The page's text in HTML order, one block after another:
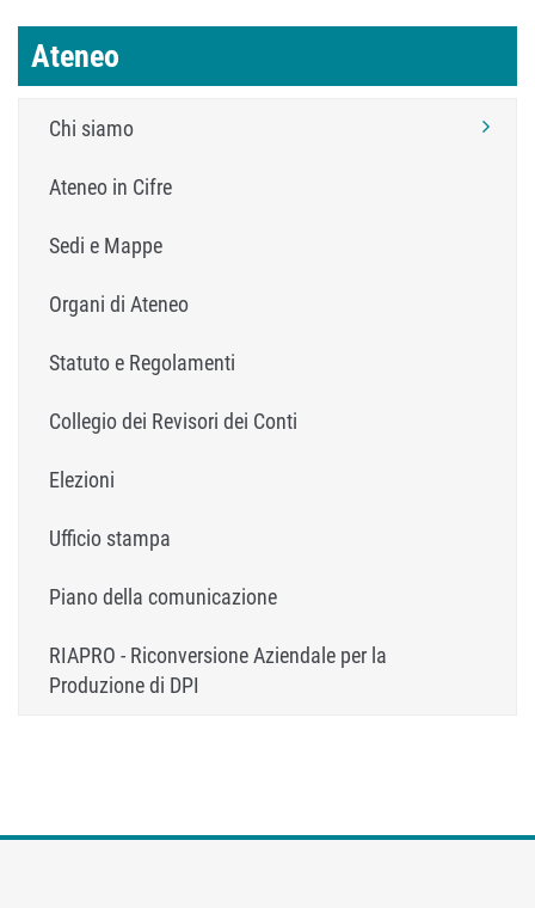
Ateneo
Chi siamo
Ateneo in Cifre
Sedi e Mappe
Organi di Ateneo
Statuto e Regolamenti
Collegio dei Revisori dei Conti
Elezioni
Ufficio stampa
Piano della comunicazione
RIAPRO - Riconversione Aziendale per la
Produzione di DPI